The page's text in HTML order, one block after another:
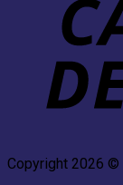
Copyright 2026 ©